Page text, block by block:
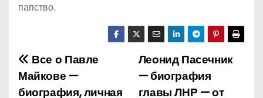
папство.
Н
а
Леонид Пасечник
— биография
главы ЛНР — от
Все о Павле
Майкове —
биография, личная